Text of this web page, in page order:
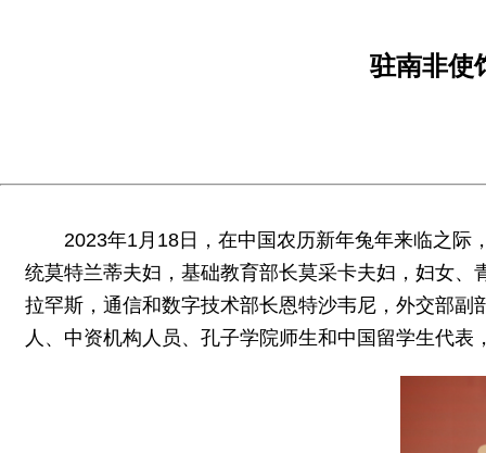
驻南非使
2023年1月18日，在中国农历新年兔年来临之际
统莫特兰蒂夫妇，基础教育部长莫采卡夫妇，妇女
拉罕斯，通信和数字技术部长恩特沙韦尼，外交部
人、中资机构人员、孔子学院师生和中国留学生代